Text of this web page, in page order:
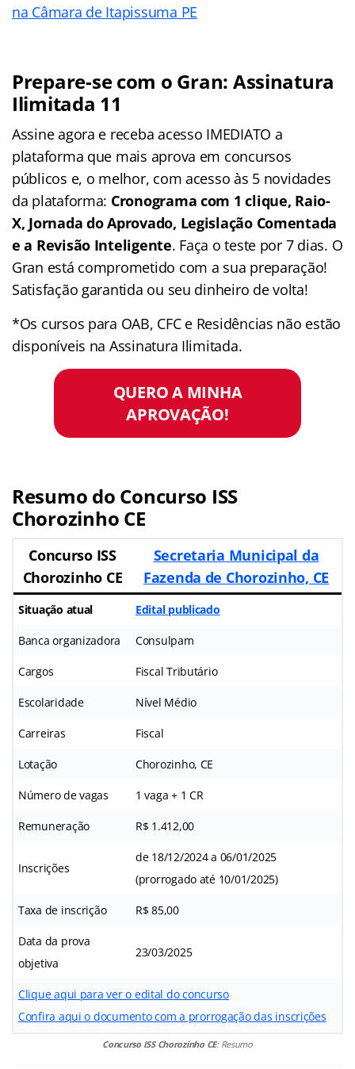
na Câmara de Itapissuma PE
Prepare-se com o Gran: Assinatura
Ilimitada 11
Assine agora e receba acesso IMEDIATO a
plataforma que mais aprova em concursos
públicos e, o melhor, com acesso às 5 novidades
da plataforma: Cronograma com 1 clique, Raio-
X, Jornada do Aprovado, Legislação Comentada
e a Revisão Inteligente. Faça o teste por 7 dias. O
Gran está comprometido com a sua preparação!
Satisfação garantida ou seu dinheiro de volta!
*Os cursos para OAB, CFC e Residências não estão
disponíveis na Assinatura Ilimitada.
QUERO A MINHA
APROVAÇÃO!
Resumo do Concurso ISS
Chorozinho CE
Concurso ISS
Chorozinho CE
Secretaria Municipal da
Fazenda de Chorozinho, CE
Situação atual Edital publicado
Banca organizadora Consulpam
Cargos Fiscal Tributário
Escolaridade Nível Médio
Carreiras Fiscal
Lotação Chorozinho, CE
Número de vagas 1 vaga + 1 CR
Remuneração R$ 1.412,00
Inscrições
de 18/12/2024 a 06/01/2025
(prorrogado até 10/01/2025)
Taxa de inscrição R$ 85,00
Data da prova
objetiva
23/03/2025
Clique aqui para ver o edital do concurso
Confira aqui o documento com a prorrogação das inscrições
Concurso ISS Chorozinho CE: Resumo